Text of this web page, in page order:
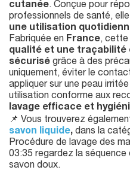
cutanée. Conçue pour
professionnels de santé,
une utilisation
Fabriquée en France, cette
qualité et une traçabilité
sécurisé grâce à des
uniquement, éviter le
appliquer sur une peau
utilisation conforme aux
lavage efficace et
📌 Vous trouverez
savon liquide, dans la
Procédure de lavage des
03:35 regardez la séquence
savon doux.